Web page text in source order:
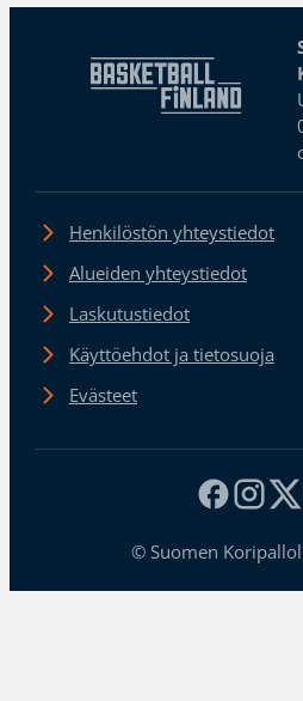
Henkilöstön yhteystiedot
Alueiden yhteystiedot
Laskutustiedot
Käyttöehdot ja tietosuoja
Evästeet
© Suomen